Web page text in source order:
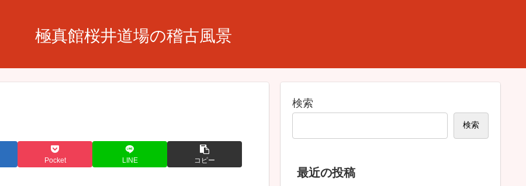
極真館桜井道場の稽古風景
Pocket LINE コピー
検索
検索
最近の投稿